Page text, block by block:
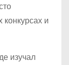
и
изучал